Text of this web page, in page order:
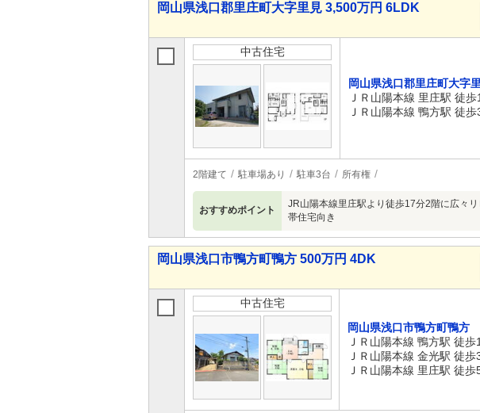
岡山県浅口郡里庄町大字里見 3,500万円 6LDK
中古住宅
岡山県浅口郡里庄町大字
ＪＲ山陽本線 里庄駅 徒
ＪＲ山陽本線 鴨方駅 徒
2階建て 駐車場あり 駐車3台 所有権
おすすめポイント
JR山陽本線里庄駅より徒歩17分2階に広々
帯住宅向き
岡山県浅口市鴨方町鴨方 500万円 4DK
中古住宅
岡山県浅口市鴨方町鴨方
ＪＲ山陽本線 鴨方駅 徒歩
ＪＲ山陽本線 金光駅 徒歩
ＪＲ山陽本線 里庄駅 徒歩